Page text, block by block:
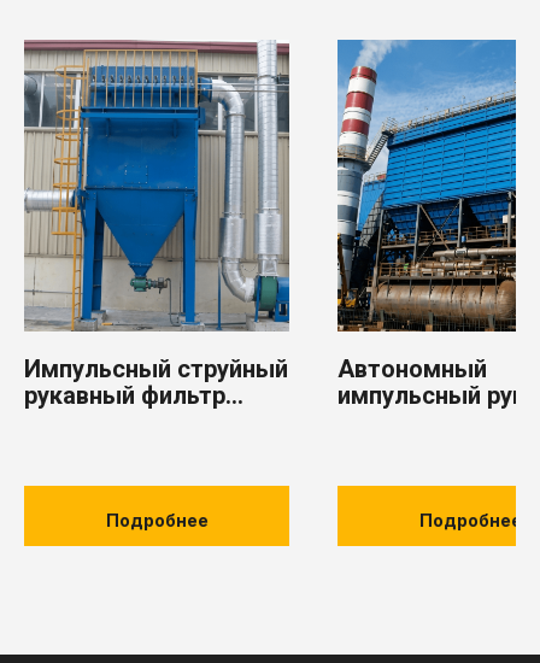
Импульсный струйный
рукавный фильтр
Подробнее
Автономный
импульсный
Подробнее
Навигация
Цепные конвейеры и элеваторы
Шнековое и пневматическое транспортное оборудование
Оборудование для обеспыливания
Запорная арматура
Продукция металлургического производства
Компоненты для систем позиционирования морских
оффшорных платформ
Отрасли
Бумажная промышленность
Сельское хозяйство
Металлургическая промышленность
Производство удобрений
Горнодобывающая промышленность
Производство строительных материалов
Цементная промышленность
Судостроение и судоремонт